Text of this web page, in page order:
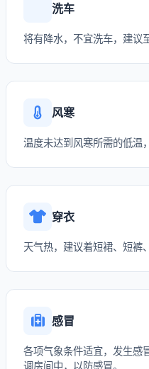
洗车
将有降水，不宜洗车，建议
风寒
温度未达到风寒所需的低温
穿衣
天气热，建议着短裙、短裤
感冒
各项气象条件适宜，发生感
调房间中，以防感冒。